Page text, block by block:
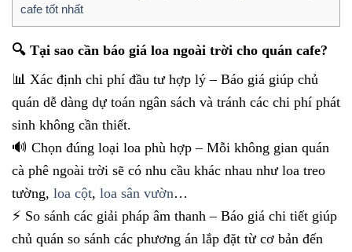
cafe tốt nhất
🔍 Tại sao cần báo giá loa ngoài trời cho quán cafe?
📊 Xác định chi phí đầu tư hợp lý – Báo giá giúp chủ
quán dễ dàng dự toán ngân sách và tránh các chi phí phát
sinh không cần thiết.
🔊 Chọn đúng loại loa phù hợp – Mỗi không gian quán
cà phê ngoài trời sẽ có nhu cầu khác nhau như loa treo
tường, loa cột, loa sân vườn…
⚡ So sánh các giải pháp âm thanh – Báo giá chi tiết giúp
chủ quán so sánh các phương án lắp đặt từ cơ bản đến